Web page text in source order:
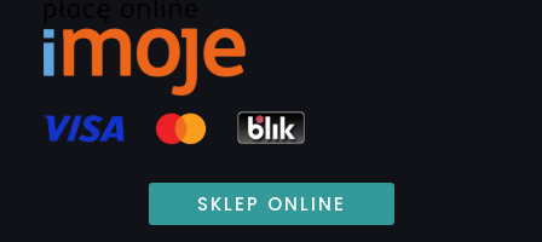
SKLEP ONLINE